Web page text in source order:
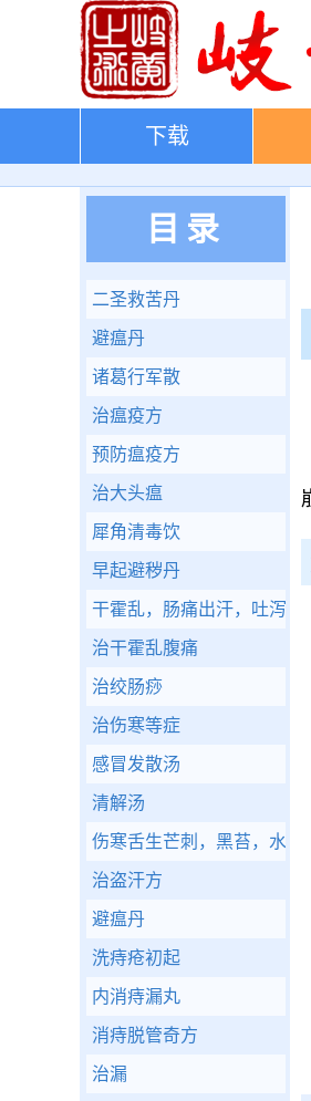
下载
目录
二圣救苦丹
避瘟丹
诸葛行军散
治瘟疫方
预防瘟疫方
治大头瘟
犀角清毒饮
早起避秽丹
干霍乱，肠痛出汗，吐泻不
治干霍乱腹痛
治绞肠痧
治伤寒等症
感冒发散汤
清解汤
伤寒舌生芒刺，黑苔，水克
治盗汗方
避瘟丹
洗痔疮初起
内消痔漏丸
消痔脱管奇方
治漏